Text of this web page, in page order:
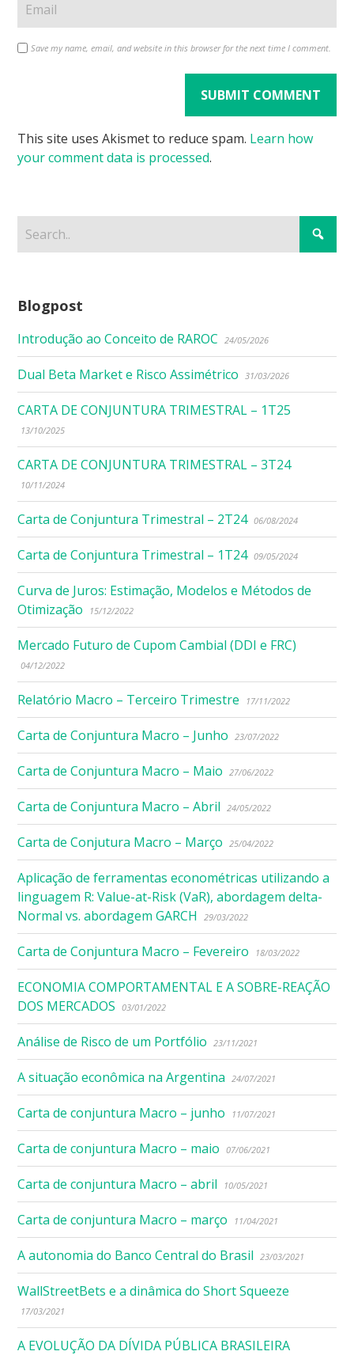
Save my name, email, and website in this browser for the next time I comment.
This site uses Akismet to reduce spam. Learn how
your comment data is processed.
Blogpost
Introdução ao Conceito de RAROC 24/05/2026
Dual Beta Market e Risco Assimétrico 31/03/2026
CARTA DE CONJUNTURA TRIMESTRAL – 1T25
13/10/2025
CARTA DE CONJUNTURA TRIMESTRAL – 3T24
10/11/2024
Carta de Conjuntura Trimestral – 2T24 06/08/2024
Carta de Conjuntura Trimestral – 1T24 09/05/2024
Curva de Juros: Estimação, Modelos e Métodos de
Otimização
15/12/2022
Mercado Futuro de Cupom Cambial (DDI e FRC)
04/12/2022
Relatório Macro – Terceiro Trimestre 17/11/2022
Carta de Conjuntura Macro – Junho 23/07/2022
Carta de Conjuntura Macro – Maio 27/06/2022
Carta de Conjuntura Macro – Abril 24/05/2022
Carta de Conjutura Macro – Março 25/04/2022
Aplicação de ferramentas econométricas utilizando a
linguagem R: Value-at-Risk (VaR), abordagem delta-
Normal vs. abordagem GARCH
29/03/2022
Carta de Conjuntura Macro – Fevereiro 18/03/2022
ECONOMIA COMPORTAMENTAL E A SOBRE-REAÇÃO
DOS MERCADOS
03/01/2022
Análise de Risco de um Portfólio 23/11/2021
A situação econômica na Argentina 24/07/2021
Carta de conjuntura Macro – junho 11/07/2021
Carta de conjuntura Macro – maio 07/06/2021
Carta de conjuntura Macro – abril 10/05/2021
Carta de conjuntura Macro – março 11/04/2021
A autonomia do Banco Central do Brasil 23/03/2021
WallStreetBets e a dinâmica do Short Squeeze
17/03/2021
A EVOLUÇÃO DA DÍVIDA PÚBLICA BRASILEIRA